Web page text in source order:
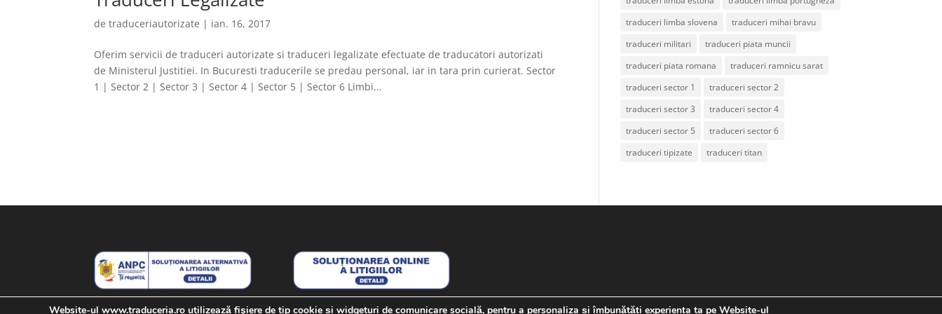
detraduceriautorizate | ian. 16, 2017
Oferim servicii de traduceri autorizate si traduceri legalizate efectuate de traducatori autorizati
de Ministerul Justitiei. In Bucuresti traducerile se predau personal, iar in tara prin curierat. Sector
1 | Sector 2 | Sector 3 | Sector 4 | Sector 5 | Sector 6 Limbi...
traduceri limba slovena
traduceri mihai bravu
traduceri militari
traduceri piata muncii
traduceri piata romana
traduceri ramnicu sarat
traduceri sector 1
traduceri sector 2
traduceri sector 3
traduceri sector 4
traduceri sector 5
traduceri sector 6
traduceri tipizate
traduceri titan
Website-ul www.traduceria.ro utilizează fişiere de tip cookie și widgeturi de comunicare socială, pentru a personaliza și îmbunătăți experiența ta pe Website-ul